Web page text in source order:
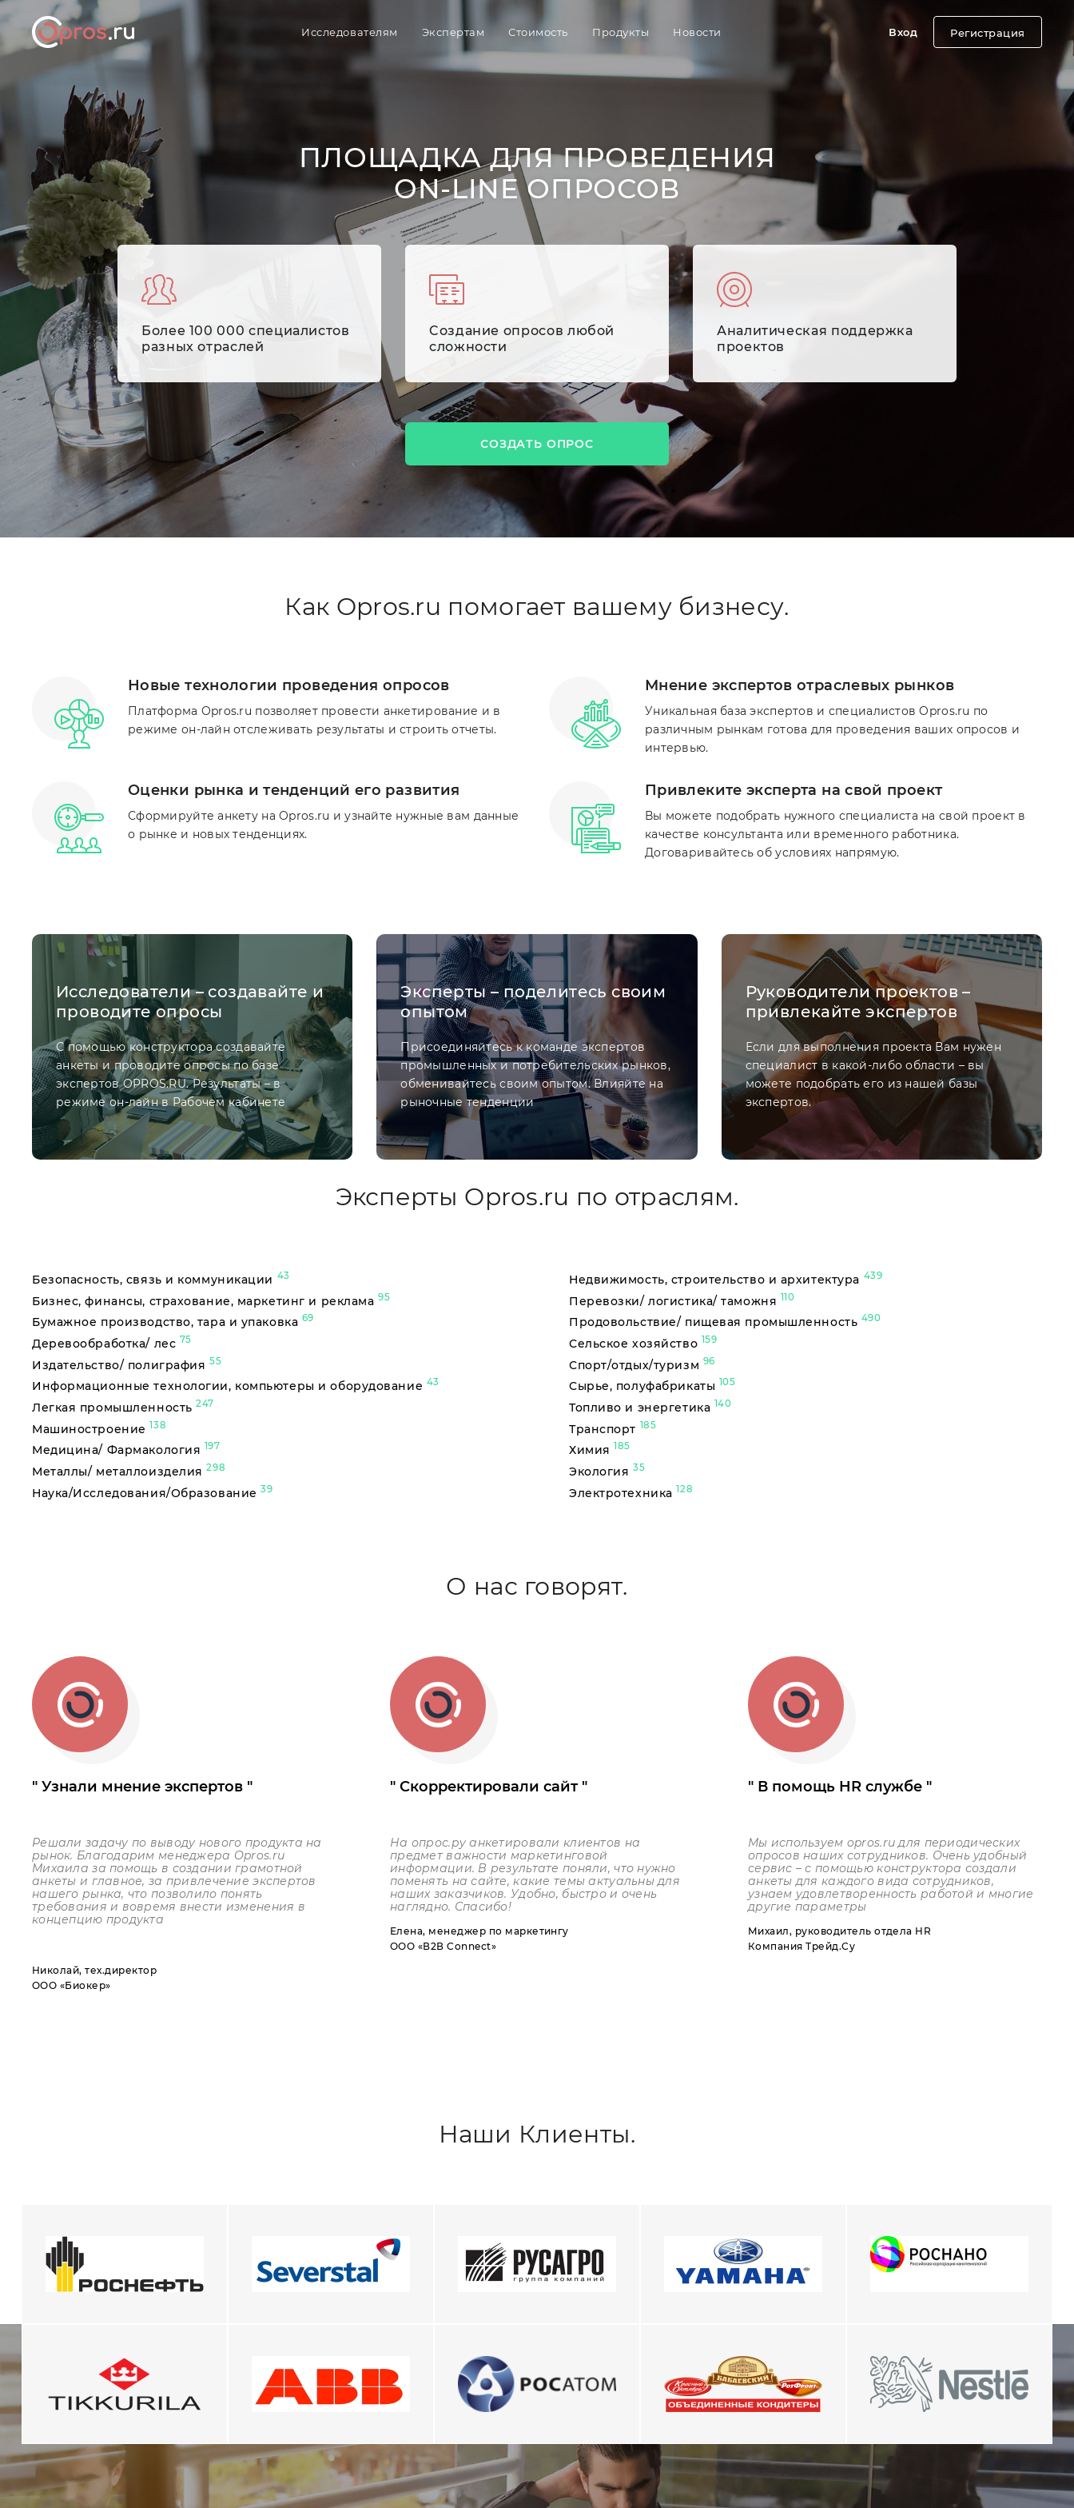
Вход Регистрация
Исследователям Экспертам Стоимость Продукты Новости
ПЛОЩАДКА ДЛЯ ПРОВЕДЕНИЯ
ON-LINE ОПРОСОВ
Более 100 000 специалистов
разных отраслей
Cоздание опросов любой
сложности
Аналитическая поддержка
проектов
СОЗДАТЬ ОПРОС
Как Opros.ru помогает вашему бизнесу.
Новые технологии проведения опросов
Платформа Opros.ru позволяет провести анкетирование и в
режиме он-лайн отслеживать результаты и строить отчеты.
Мнение экспертов отраслевых рынков
Уникальная база экспертов и специалистов Opros.ru по
различным рынкам готова для проведения ваших опросов и
интервью.
Оценки рынка и тенденций его развития
Сформируйте анкету на Opros.ru и узнайте нужные вам данные
о рынке и новых тенденциях.
Привлеките эксперта на свой проект
Вы можете подобрать нужного специалиста на свой проект в
качестве консультанта или временного работника.
Договаривайтесь об условиях напрямую.
Исследователи – создавайте и
проводите опросы
С помощью конструктора создавайте
анкеты и проводите опросы по базе
экспертов OPROS.RU. Результаты – в
режиме он-лайн в Рабочем кабинете
Эксперты – поделитесь своим
опытом
Присоединяйтесь к команде экспертов
промышленных и потребительских рынков,
обменивайтесь своим опытом. Влияйте на
рыночные тенденции
Руководители проектов –
привлекайте экспертов
Если для выполнения проекта Вам нужен
специалист в какой-либо области – вы
можете подобрать его из нашей базы
экспертов.
Эксперты Opros.ru по отраслям.
Безопасность, связь и коммуникации 43
Бизнес, финансы, страхование, маркетинг и реклама 95
Бумажное производство, тара и упаковка 69
Деревообработка/ лес 75
Издательство/ полиграфия 55
Информационные технологии, компьютеры и оборудование 43
Легкая промышленность247
Машиностроение 138
Медицина/ Фармакология 197
Металлы/ металлоизделия298
Наука/Исследования/Образование39
Недвижимость, строительство и архитектура 439
Перевозки/ логистика/ таможня 110
Продовольствие/ пищевая промышленность 490
Сельское хозяйство 159
Спорт/отдых/туризм 96
Сырье, полуфабрикаты 105
Топливо и энергетика 140
Транспорт 185
Химия 185
Экология35
Электротехника 128
О нас говорят.
Узнали мнение экспертов
Решали задачу по выводу нового продукта на
рынок. Благодарим менеджера Opros.ru
Михаила за помощь в создании грамотной
анкеты и главное, за привлечение экспертов
нашего рынка, что позволило понять
требования и вовремя внести изменения в
концепцию продукта
Николай, тех.директор
ООО «Биокер»
Скорректировали сайт
На опрос.ру анкетировали клиентов на
предмет важности маркетинговой
информации. В результате поняли, что нужно
поменять на сайте, какие темы актуальны для
наших заказчиков. Удобно, быстро и очень
наглядно. Спасибо!
Елена, менеджер по маркетингу
ООО «В2В Connect»
В помощь HR службе
Мы используем opros.ruдля периодических
опросов наших сотрудников. Очень удобный
сервис – с помощью конструктора создали
анкеты для каждого вида сотрудников,
узнаем удовлетворенность работой и многие
другие параметры
Михаил, руководитель отдела HR
Компания Трейд.Су
Наши Клиенты.